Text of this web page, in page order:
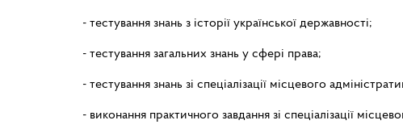
- тестування знань з історії української державності;
- тестування загальних знань у сфері права;
- тестування знань зі спеціалізації місцевого
- виконання практичного завдання зі спеціалізації